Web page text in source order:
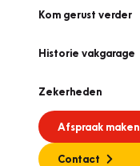
Kom gerust verder
Historie vakgarage
Zekerheden
Afspraak maken
Contact